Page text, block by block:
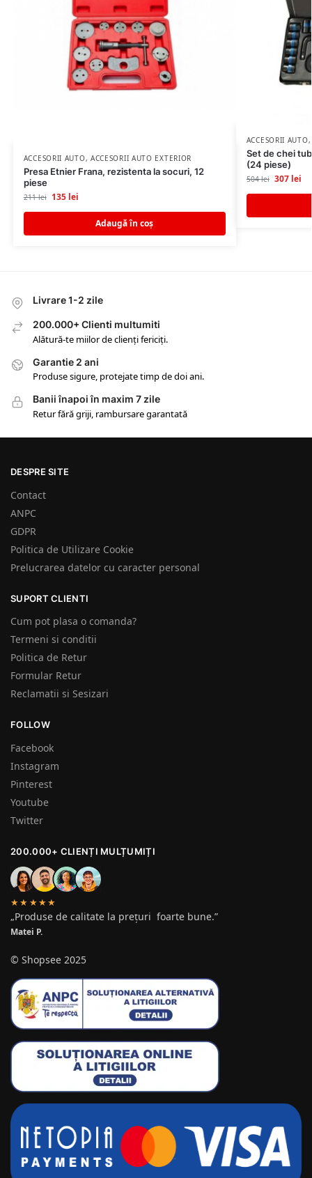
ACCESORII AUTO, ACCESORII AUTO EXTERIOR
Presa Etnier Frana, rezistenta la socuri, 12
piese
211lei 135 lei
Adaugă în coș
ACCESORII AUTO
Set de chei
(24 piese)
504lei 307 lei
Livrare 1-2 zile
200.000+ Clienti multumiti
Alătură-te miilor de clienți fericiți.
Garantie 2 ani
Produse sigure, protejate timp de doi ani.
Banii înapoi în maxim 7 zile
Retur fără griji, rambursare garantată
DESPRE SITE
Contact
ANPC
GDPR
Politica de Utilizare Cookie
Prelucrarea datelor cu caracter personal
SUPORT CLIENTI
Cum pot plasa o comanda?
Termeni si conditii
Politica de Retur
Formular Retur
Reclamatii si Sesizari
FOLLOW
Facebook
Instagram
Pinterest
Youtube
Twitter
200.000+ CLIENȚI MULȚUMIȚI
★★★★★
„Produse de calitate la prețuri foarte bune.”
Matei P.
© Shopsee 2025